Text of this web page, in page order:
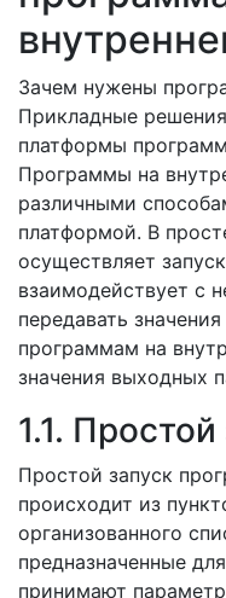
Зачем нужены
Прикладные
платформы
Программы на
различными
платформой. В
осуществляет
взаимодействует с
передавать
программам на
значения выходных
1.1.
Простой запуск
происходит из
организованного
предназначенные
принимают